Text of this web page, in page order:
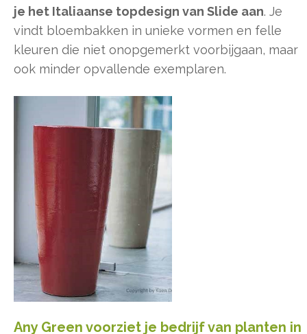
je het Italiaanse topdesign van Slide aan. Je
vindt bloembakken in unieke vormen en felle
kleuren die niet onopgemerkt voorbijgaan, maar
ook minder opvallende exemplaren.
Any Green voorziet je bedrijf van planten in